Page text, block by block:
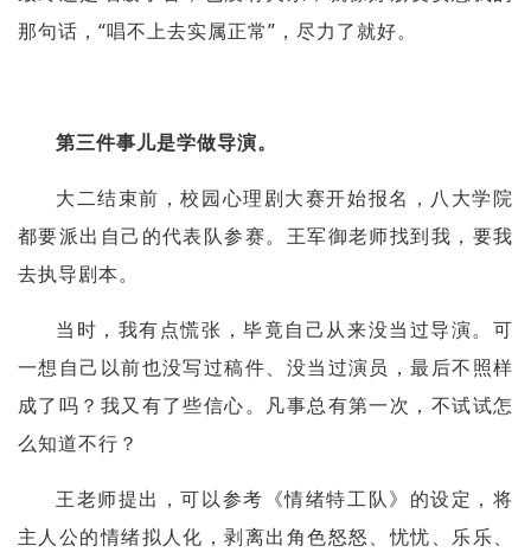
那句话，“唱不上去实属正常”，尽力了就好。
第三件事儿是学做导演。
大二结束前，校园心理剧大赛开始报名，八大学院
都要派出自己的代表队参赛。王军御老师找到我，要我
去执导剧本。
当时，我有点慌张，毕竟自己从来没当过导演。可
一想自己以前也没写过稿件、没当过演员，最后不照样
成了吗？我又有了些信心。凡事总有第一次，不试试怎
么知道不行？
王老师提出，可以参考《情绪特工队》的设定，将
主人公的情绪拟人化，剥离出角色怒怒、忧忧、乐乐、